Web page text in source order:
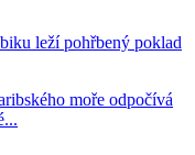
leží pohřbený poklad
moře odpočívá